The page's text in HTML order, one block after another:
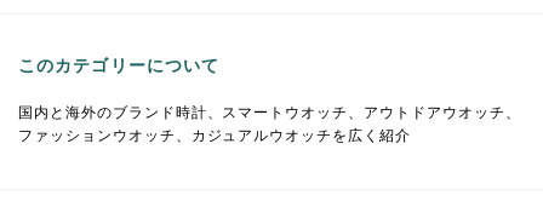
このカテゴリーについて
国内と海外のブランド時計、スマートウオッチ、アウトドアウオッチ、
ファッションウオッチ、カジュアルウオッチを広く紹介